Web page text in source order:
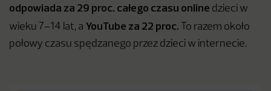
odpowiada za 29 proc. całego czasu online dzieci w
wieku 7–14 lat, a YouTube za 22 proc. To razem około
połowy czasu spędzanego przez dzieci w internecie.